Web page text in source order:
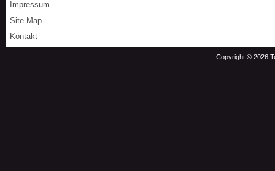
Impressum
Site Map
Kontakt
Copyright © 2026